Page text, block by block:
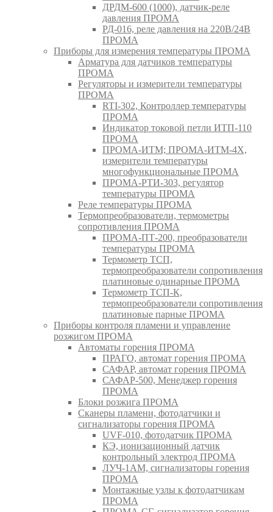
ДРДМ-600 (1000), датчик-реле
давления ПРОМА
РД-016, реле давления на 220В/24В
ПРОМА
Приборы для измерения температуры ПРОМА
Арматура для датчиков температуры
ПРОМА
Регуляторы и измерители температуры
ПРОМА
RTI-302, Контроллер температуры
ПРОМА
Индикатор токовой петли ИТП-110
ПРОМА
ПРОМА-ИТМ; ПРОМА-ИТМ-4Х,
измерители температуры
многофункциональные ПРОМА
ПРОМА-РТИ-303, регулятор
температуры ПРОМА
Реле температуры ПРОМА
Термопреобразователи, термометры
сопротивления ПРОМА
ПРОМА-ПТ-200, преобразователи
температуры ПРОМА
Термометр ТСП,
термопреобразователи сопротивления
платиновые одинарные ПРОМА
Термометр ТСП-К,
термопреобразователи сопротивления
платиновые парные ПРОМА
Приборы контроля пламени и управление
розжигом ПРОМА
Автоматы горения ПРОМА
ПРАГО, автомат горения ПРОМА
САФАР, автомат горения ПРОМА
САФАР-500, Менеджер горения
ПРОМА
Блоки розжига ПРОМА
Сканеры пламени, фотодатчики и
сигнализаторы горения ПРОМА
UVF-010, фотодатчик ПРОМА
КЭ, ионизационный датчик
контрольный электрод ПРОМА
ЛУЧ-1АМ, сигнализаторы горения
ПРОМА
Монтажные узлы к фотодатчикам
ПРОМА